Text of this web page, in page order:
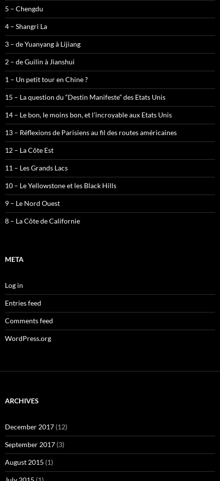
5 – Chengdu
4 – Shangri La
3 – de Yuanyang à Lijiang
2 – de Guilin à Jianshui
1 – Un petit tour en Chine ?
15 – La question du “Destin Manifeste” des Etats Unis
14 – Le bon, le moins bon, et l’incroyable aux Etats Unis
13 – Réflexions de Parisiens au fil des routes américaines
12 – La Côte Est
11 – Les Grands Lacs
10 – Le Yellowstone et les Black Hills
9 – Le Nord Ouest
8 – La Côte de Californie
META
Log in
Entries feed
Comments feed
WordPress.org
ARCHIVES
December 2017 (12)
September 2017 (3)
August 2015 (1)